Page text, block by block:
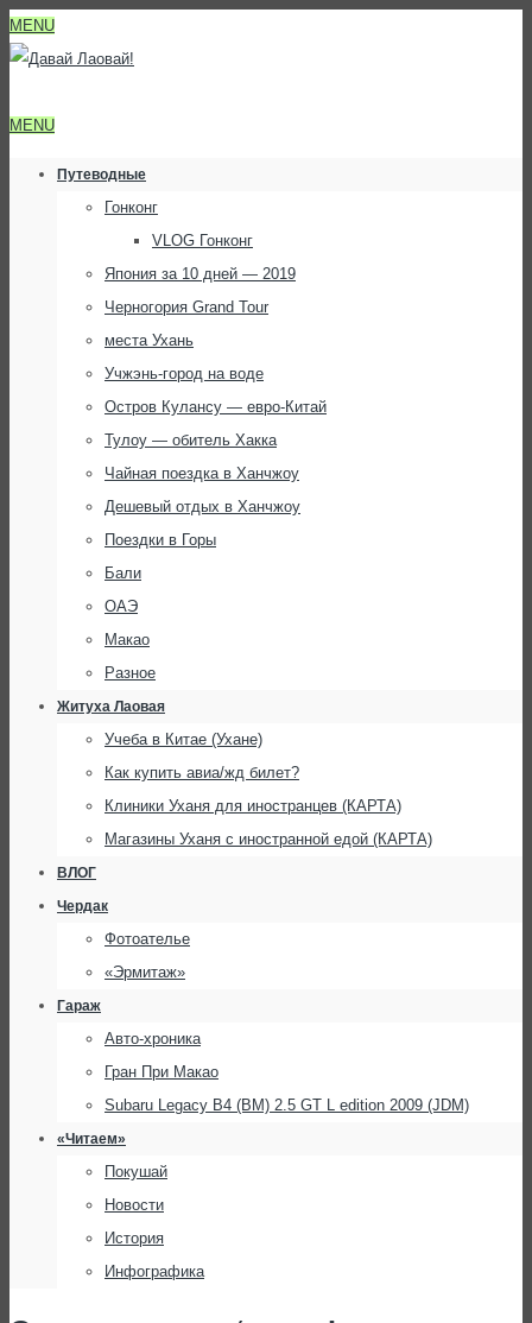
MENU
MENU
Путеводные
Гонконг
VLOG Гонконг
Япония за 10 дней — 2019
Черногория Grand Tour
места Ухань
Учжэнь-город на воде
Остров Кулансу — евро-Китай
Тулоу — обитель Хакка
Чайная поездка в Ханчжоу
Дешевый отдых в Ханчжоу
Поездки в Горы
Бали
ОАЭ
Макао
Разное
Житуха Лаовая
Учеба в Китае (Ухане)
Как купить авиа/жд билет?
Клиники Уханя для иностранцев (КАРТА)
Магазины Уханя с иностранной едой (КАРТА)
ВЛОГ
Чердак
Фотоателье
«Эрмитаж»
Гараж
Авто-хроника
Гран При Макао
Subaru Legacy B4 (BM) 2.5 GT L edition 2009 (JDM)
«Читаем»
Покушай
Новости
История
Инфографика